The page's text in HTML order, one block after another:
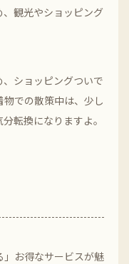
観光やショッピング
ショッピングついで
での散策中は、少し
転換になりますよ。
」お得なサービスが魅